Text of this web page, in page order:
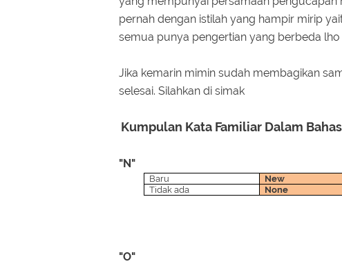
pernah dengan istilah yang hampir mirip
semua punya pengertian yang berbeda lho
Jika kemarin mimin sudah membagikan
selesai. Silahkan di simak
Kumpulan Kata Familiar Dalam
"N"
Baru New
Tidak ada
None
"O"